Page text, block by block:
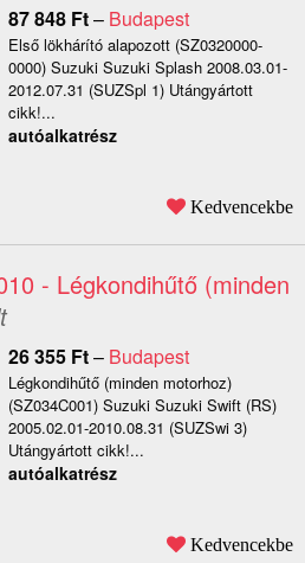
87 848 Ft– Budapest
Első lökhárító alapozott (SZ0320000-
0000) Suzuki Suzuki Splash 2008.03.01-
2012.07.31 (SUZSpl 1) Utángyártott
cikk!...
autóalkatrész
Kedvencekbe
- Légkondihűtő (minden
26 355 Ft– Budapest
Légkondihűtő (minden motorhoz)
(SZ034C001) Suzuki Suzuki Swift (RS)
2005.02.01-2010.08.31 (SUZSwi 3)
Utángyártott cikk!...
autóalkatrész
Kedvencekbe